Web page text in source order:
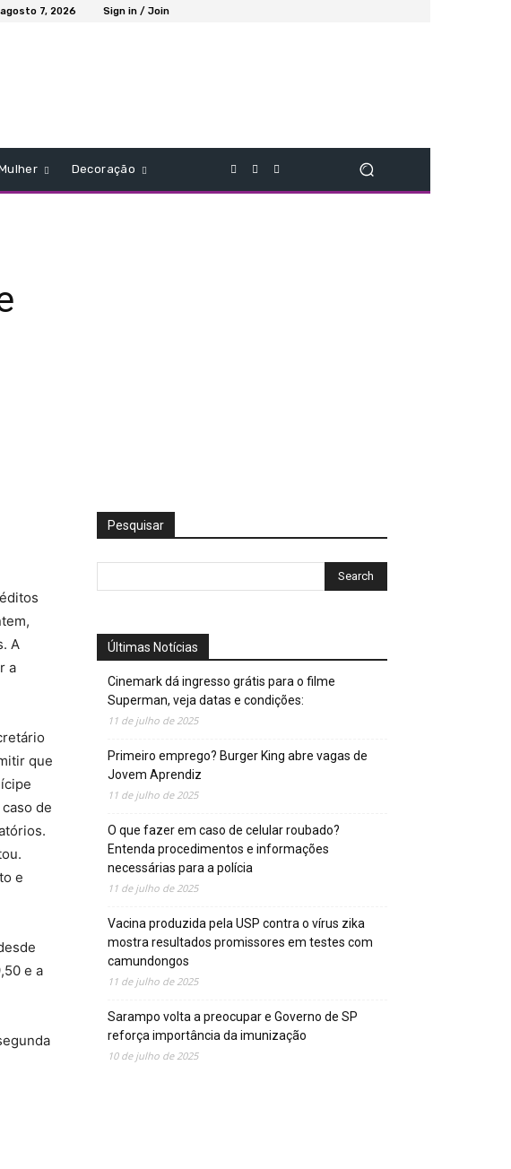
7, 2026 Sign in / Join
Decoração
A
a
que
de
e
e a
Pesquisar
Últimas Notícias
Cinemark dá ingresso grátis para o filme
Superman, veja datas e condições:
11 de julho de 2025
Primeiro emprego? Burger King abre vagas de
Jovem Aprendiz
11 de julho de 2025
O que fazer em caso de celular roubado?
Entenda procedimentos e informações
necessárias para a polícia
11 de julho de 2025
Vacina produzida pela USP contra o vírus zika
mostra resultados promissores em testes com
camundongos
11 de julho de 2025
Sarampo volta a preocupar e Governo de SP
reforça importância da imunização
10 de julho de 2025